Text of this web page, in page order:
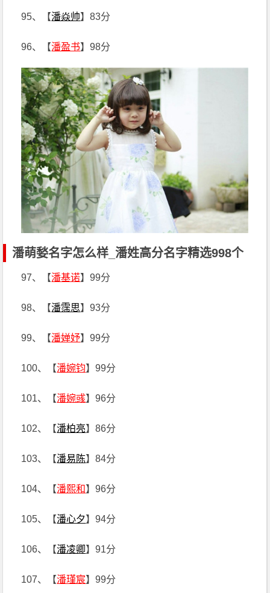
95、【潘焱帅】83分
96、【潘盈书】98分
潘萌媝名字怎么样_潘姓高分名字精选998个
97、【潘基诺】99分
98、【潘霈思】93分
99、【潘婵妤】99分
100、【潘婉钧】99分
101、【潘婉彧】96分
102、【潘柏亮】86分
103、【潘易陈】84分
104、【潘熙和】96分
105、【潘心夕】94分
106、【潘凌卿】91分
107、【潘瑾宸】99分